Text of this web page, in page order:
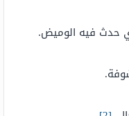
حدث فيه الوميض.